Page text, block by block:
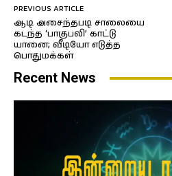
PREVIOUS ARTICLE
ஆடி அசைந்தபடி சாலையை
கடந்த ‘பாகுபலி’ காட்டு
யானை; வீடியோ எடுத்த
பொதுமக்கள்
Recent News